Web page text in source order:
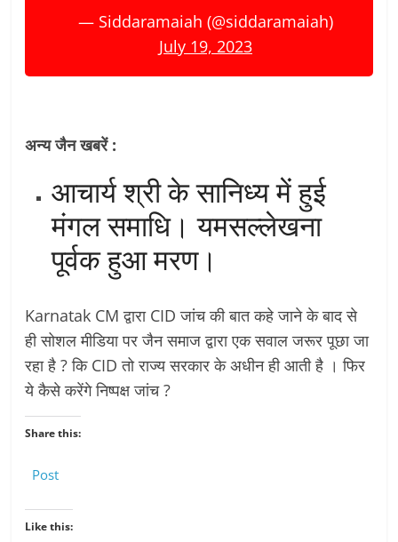
— Siddaramaiah (@siddaramaiah)
July 19, 2023
अन्य जैन खबरें :
आचार्य श्री के सानिध्य में हुई
मंगल समाधि। यमसल्लेखना
पूर्वक हुआ मरण।
Karnatak CM द्वारा CID जांच की बात कहे जाने के बाद से
ही सोशल मीडिया पर जैन समाज द्वारा एक सवाल जरूर पूछा जा
रहा है ? कि CID तो राज्य सरकार के अधीन ही आती है । फिर
ये कैसे करेंगे निष्पक्ष जांच ?
Share this:
Post
Like this: